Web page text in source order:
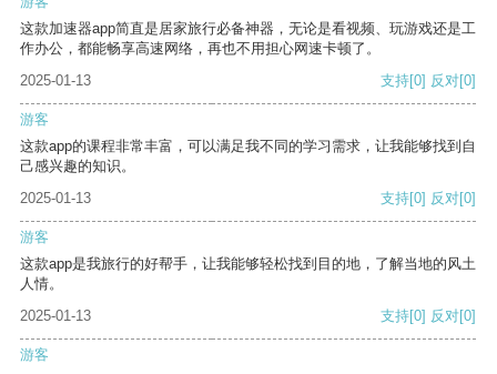
这款加速器app简直是居家旅行必备神器，无论是看视频、玩游戏还是工
作办公，都能畅享高速网络，再也不用担心网速卡顿了。
2025-01-13
支持[0] 反对[0]
游客
这款app的课程非常丰富，可以满足我不同的学习需求，让我能够找到自
己感兴趣的知识。
2025-01-13
支持[0] 反对[0]
游客
这款app是我旅行的好帮手，让我能够轻松找到目的地，了解当地的风土
人情。
2025-01-13
支持[0] 反对[0]
游客